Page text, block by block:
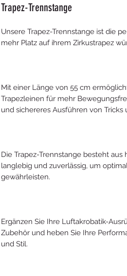
Trapez-Trennstange
Unsere Trapez-Trennstange ist die
mehr Platz auf ihrem Zirkustrapez
Mit einer Länge von 55 cm
Trapezleinen für mehr
und sichereres Ausführen von Tricks
Die Trapez-Trennstange besteht
langlebig und zuverlässig, um
gewährleisten.
Ergänzen Sie Ihre Luftakrobatik-
Zubehör und heben Sie Ihre
und Stil.